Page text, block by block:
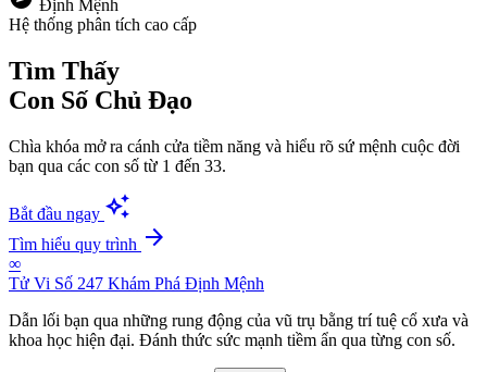
Định Mệnh
Hệ thống phân tích cao cấp
Tìm Thấy
Con Số Chủ Đạo
Chìa khóa mở ra cánh cửa tiềm năng và hiểu rõ sứ mệnh cuộc đời
bạn qua các con số từ 1 đến 33.
Bắt đầu ngay auto_awesome
Tìm hiểu quy trình arrow_forward
∞
Tử Vi Số 247 Khám Phá Định Mệnh
Dẫn lối bạn qua những rung động của vũ trụ bằng trí tuệ cổ xưa và
khoa học hiện đại. Đánh thức sức mạnh tiềm ẩn qua từng con số.